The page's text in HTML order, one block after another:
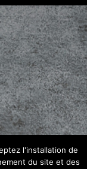
l'installation de
du site et des